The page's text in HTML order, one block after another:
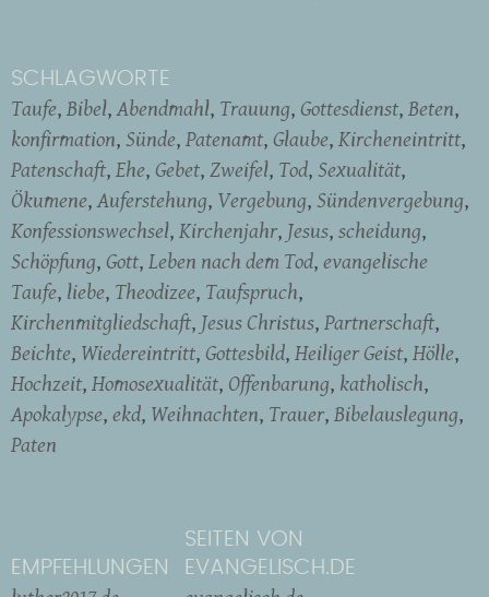
SCHLAGWORTE
Taufe Bibel Abendmahl Trauung Gottesdienst Beten
konfirmation Sünde Patenamt Glaube Kircheneintritt
Patenschaft Ehe Gebet Zweifel Tod Sexualität
Ökumene Auferstehung Vergebung Sündenvergebung
Konfessionswechsel Kirchenjahr Jesus scheidung
Schöpfung Gott Leben nach dem Tod evangelische
Taufe liebe Theodizee Taufspruch
Kirchenmitgliedschaft Jesus Christus Partnerschaft
Beichte Wiedereintritt Gottesbild Heiliger Geist Hölle
Hochzeit Homosexualität Offenbarung katholisch
Apokalypse ekd Weihnachten Trauer Bibelauslegung
Paten
EMPFEHLUNGEN
SEITEN VON
EVANGELISCH.DE